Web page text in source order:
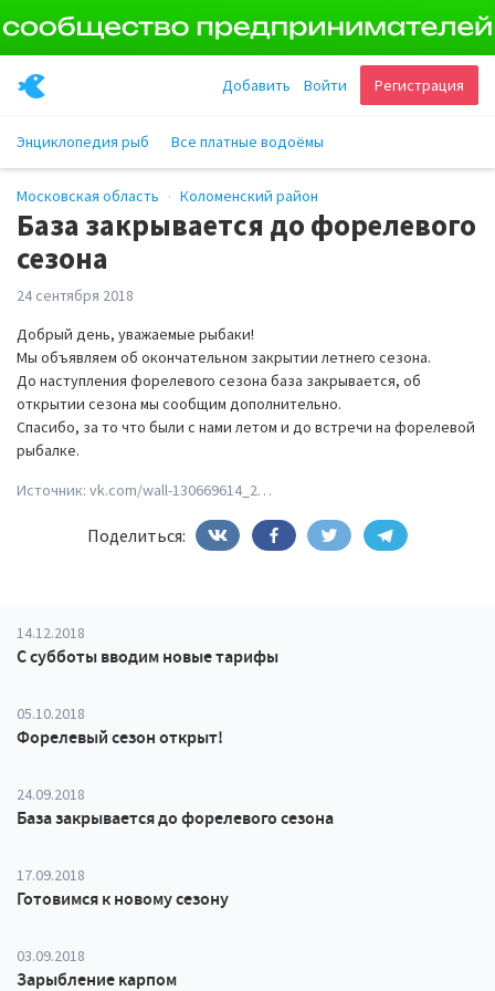
Регистрация
Войти
Добавить
Энциклопедия рыб Все платные водоёмы
Московская область Коломенский район
База закрывается до форелевого
сезона
24 сентября 2018
Добрый день, уважаемые рыбаки!
Мы объявляем об окончательном закрытии летнего сезона.
До наступления форелевого сезона база закрывается, об
открытии сезона мы сообщим дополнительно.
Спасибо, за то что были с нами летом и до встречи на форелевой
рыбалке.
Источник: vk.com/wall-130669614_2…
Поделиться:
14.12.2018
С субботы вводим новые тарифы
05.10.2018
Форелевый сезон открыт!
24.09.2018
База закрывается до форелевого сезона
17.09.2018
Готовимся к новому сезону
03.09.2018
Зарыбление карпом